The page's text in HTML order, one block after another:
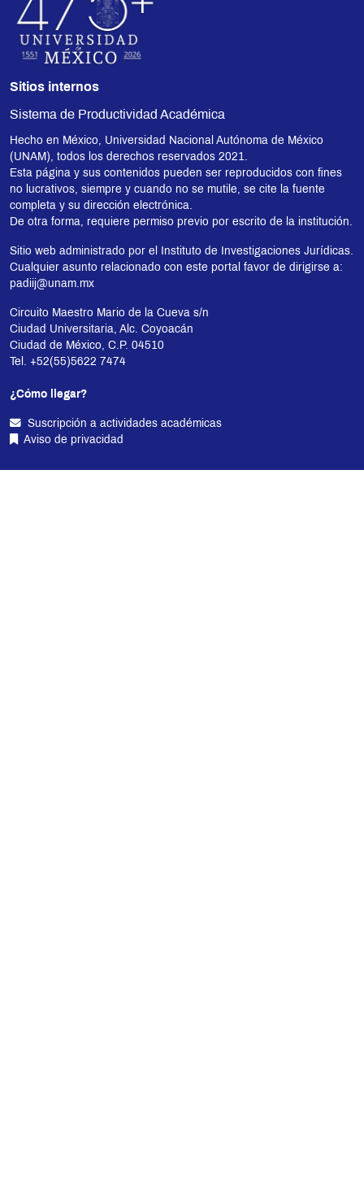
Sitios internos
Sistema de Productividad Académica
Hecho en México, Universidad Nacional Autónoma de México
(UNAM), todos los derechos reservados 2021.
Esta página y sus contenidos pueden ser reproducidos con fines
no lucrativos, siempre y cuando no se mutile, se cite la fuente
completa y su dirección electrónica.
De otra forma, requiere permiso previo por escrito de la institución.
Sitio web administrado por el Instituto de Investigaciones Jurídicas.
Cualquier asunto relacionado con este portal favor de dirigirse a:
padiij@unam.mx
Circuito Maestro Mario de la Cueva s/n
Ciudad Universitaria, Alc. Coyoacán
Ciudad de México, C.P. 04510
Tel. +52(55)5622 7474
¿Cómo llegar?
Suscripción a actividades académicas
Aviso de privacidad